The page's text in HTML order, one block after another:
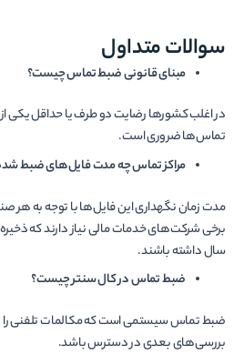
سوالات متداول
مبنای قانونی ضبط تماس چیست؟
در اغلب کشورها رضایت دو طرف یا حداقل یکی
تماس‌­ها ضروری است.
مراکز تماس چه مدت فایل­‌های ضبط شده
مدت زمان نگهداری این فایل­‌ها با توجه به هر
برخی شرکت‌های خدمات مالی نیاز دارند که
سال داشته باشند.
ضبط تماس در کال سنتر چیست؟
ضبط تماس سیستمی است که مکالمات تلفنی را
بررسی‌های بعدی در دسترس باشد.